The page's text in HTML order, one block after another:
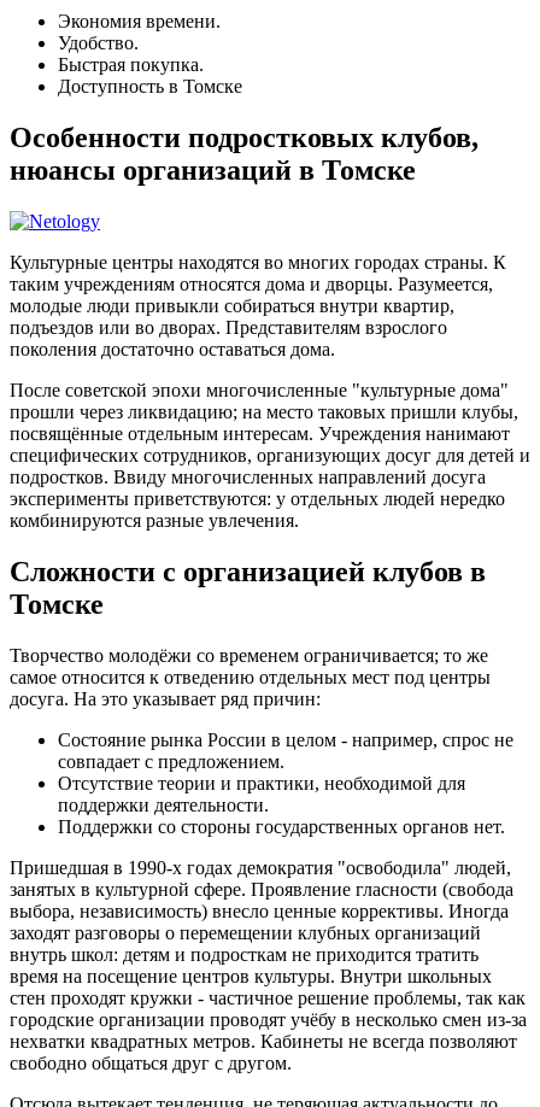
Экономия времени.
Удобство.
Быстрая покупка.
Доступность в Томске
Особенности подростковых клубов,
нюансы организаций в Томске
Культурные центры находятся во многих городах страны. К
таким учреждениям относятся дома и дворцы. Разумеется,
молодые люди привыкли собираться внутри квартир,
подъездов или во дворах. Представителям взрослого
поколения достаточно оставаться дома.
После советской эпохи многочисленные "культурные дома"
прошли через ликвидацию; на место таковых пришли клубы,
посвящённые отдельным интересам. Учреждения нанимают
специфических сотрудников, организующих досуг для детей и
подростков. Ввиду многочисленных направлений досуга
эксперименты приветствуются: у отдельных людей нередко
комбинируются разные увлечения.
Сложности с организацией клубов в
Томске
Творчество молодёжи со временем ограничивается; то же
самое относится к отведению отдельных мест под центры
досуга. На это указывает ряд причин:
Состояние рынка России в целом - например, спрос не
совпадает с предложением.
Отсутствие теории и практики, необходимой для
поддержки деятельности.
Поддержки со стороны государственных органов нет.
Пришедшая в 1990-х годах демократия "освободила" людей,
занятых в культурной сфере. Проявление гласности (свобода
выбора, независимость) внесло ценные коррективы. Иногда
заходят разговоры о перемещении клубных организаций
внутрь школ: детям и подросткам не приходится тратить
время на посещение центров культуры. Внутри школьных
стен проходят кружки - частичное решение проблемы, так как
городские организации проводят учёбу в несколько смен из-за
нехватки квадратных метров. Кабинеты не всегда позволяют
свободно общаться друг с другом.